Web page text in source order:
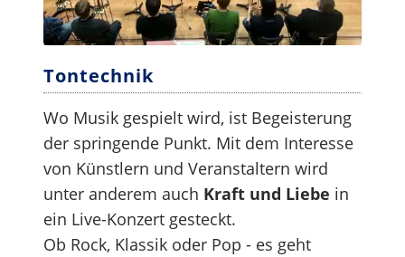
Tontechnik
Wo Musik gespielt wird, ist Begeisterung
der springende Punkt. Mit dem Interesse
von Künstlern und Veranstaltern wird
unter anderem auch Kraft und Liebe in
ein Live-Konzert gesteckt.
Ob Rock, Klassik oder Pop - es geht